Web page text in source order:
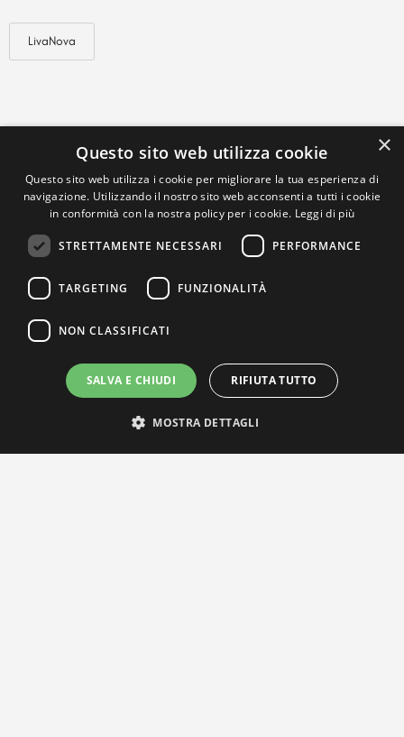
LivaNova
×
Questo sito web utilizza cookie
Questo sito web utilizza i cookie per migliorare la tua esperienza di
navigazione. Utilizzando il nostro sito web acconsenti a tutti i cookie
in conformità con la nostra policy per i cookie. Leggi di più
STRETTAMENTE NECESSARI PERFORMANCE
TARGETING FUNZIONALITÀ
NON CLASSIFICATI
SALVA E CHIUDI RIFIUTA TUTTO
MOSTRA DETTAGLI